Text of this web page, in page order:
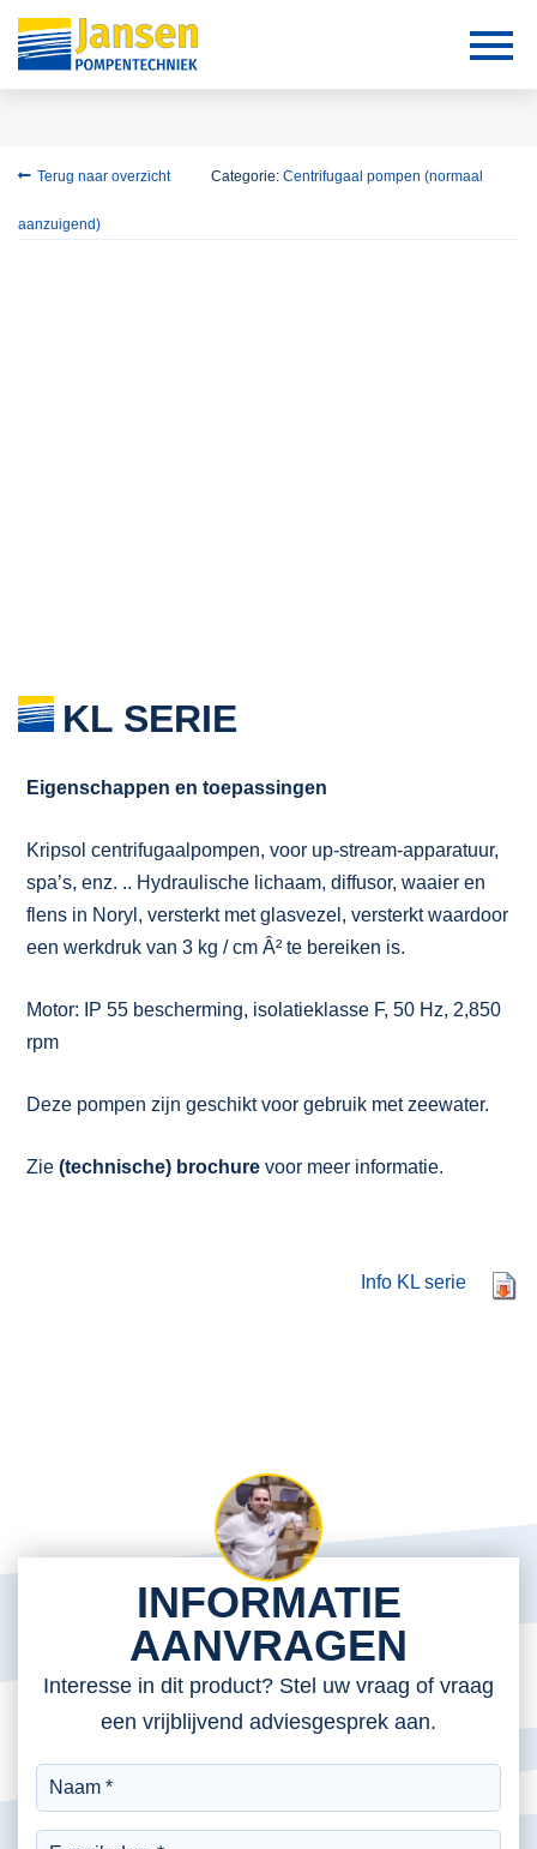
Terug naar overzicht Categorie: Centrifugaal pompen (normaal
aanzuigend)
KL SERIE
Eigenschappen en toepassingen
Kripsol centrifugaalpompen, voor up-stream-apparatuur,
spa’s, enz. .. Hydraulische lichaam, diffusor, waaier en
flens in Noryl, versterkt met glasvezel, versterkt waardoor
een werkdruk van 3 kg / cm Â² te bereiken is.
Motor: IP 55 bescherming, isolatieklasse F, 50 Hz, 2,850
rpm
Deze pompen zijn geschikt voor gebruik met zeewater.
Zie (technische) brochure voor meer informatie.
Info KL serie
INFORMATIE
AANVRAGEN
Interesse in dit product? Stel uw vraag of vraag
een vrijblijvend adviesgesprek aan.